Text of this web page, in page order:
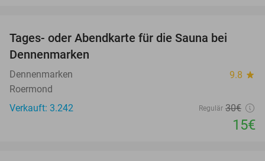
Tages- oder Abendkarte für die Sauna bei
Dennenmarken
Dennenmarken 9.8 star
Roermond
Verkauft: 3.242
Regulär 30€
15€